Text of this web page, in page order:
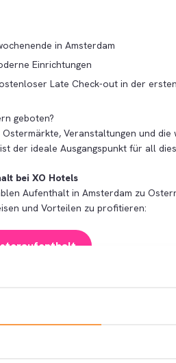
in Amsterdam
Einrichtungen
Late Check-out in der
geboten?
Veranstaltungen und
der ideale Ausgangspunkt für all
bei XO Hotels
Aufenthalt in Amsterdam zu
und Vorteilen zu profitieren: